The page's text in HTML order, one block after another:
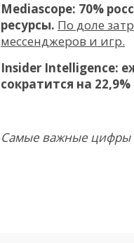
Mediascope: 70%
ресурсы. По доле
мессенджеров и игр.
Insider Intelligence:
сократится на 22,9%
Самые важные цифры